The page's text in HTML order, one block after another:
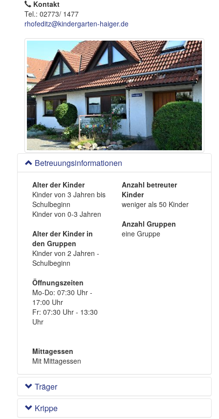
Kontakt
Tel.: 02773/ 1477
rhofeditz@kindergarten-haiger.de
Betreuungsinformationen
Alter der Kinder
Kinder von 3 Jahren bis
Schulbeginn
Kinder von 0-3 Jahren
Alter der Kinder in
den Gruppen
Kinder von 2 Jahren -
Schulbeginn
Anzahl betreuter
Kinder
weniger als 50 Kinder
Anzahl Gruppen
eine Gruppe
Öffnungszeiten
Mo-Do: 07:30 Uhr -
17:00 Uhr
Fr: 07:30 Uhr - 13:30
Uhr
Mittagessen
Mit Mittagessen
Träger
Krippe